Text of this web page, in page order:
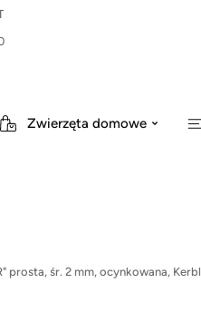
Zwierzęta domowe
prosta, śr. 2 mm, ocynkowana, Kerbl